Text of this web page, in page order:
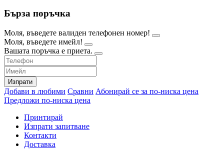
Бърза поръчка
Моля, въведете валиден телефонен номер!
Моля, въведете имейл!
Вашата поръчка е приета.
Изпрати
Добави в любими Сравни Абонирай се за по-ниска цена
Предложи по-ниска цена
Принтирай
Изпрати запитване
Контакти
Доставка